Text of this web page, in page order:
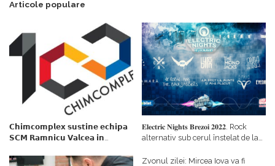
Articole populare
𝗖𝗵𝗶𝗺𝗰𝗼𝗺𝗽𝗹𝗲𝘅 𝘀𝘂𝘀𝘁𝗶𝗻𝗲 𝗲𝗰𝗵𝗶𝗽𝗮
𝗦𝗖𝗠 𝗥𝗮𝗺𝗻𝗶𝗰𝘂 𝗩𝗮𝗹𝗰𝗲𝗮 𝗶𝗻
𝗳𝗶𝗻𝗮𝗻𝘁𝗮𝘁𝗼𝗿
𝐄𝐥𝐞𝐜𝐭𝐫𝐢𝐜 𝐍𝐢𝐠𝐡𝐭𝐬 𝐁𝐫𝐞𝐳𝐨𝐢 𝟐𝟎𝟐𝟐. Rock
alternativ sub cerul înstelat de la
Zvonul zilei: Mircea Iova va fi